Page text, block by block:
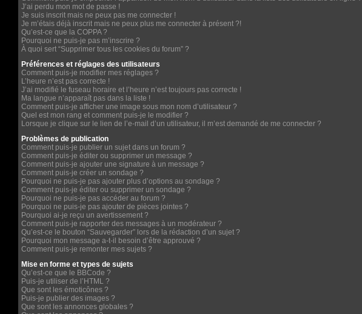
J’ai perdu mon mot de passe !
Je suis inscrit mais ne peux pas me connecter !
Je m’étais déjà inscrit mais ne peux plus me connecter à présent ?!
Qu’est-ce que la COPPA ?
Pourquoi ne puis-je pas m’inscrire ?
À quoi sert “Supprimer tous les cookies du forum” ?
Préférences et réglages des utilisateurs
Comment puis-je modifier mes réglages ?
L’heure n’est pas correcte !
J’ai modifié le fuseau horaire et l’heure n’est toujours pas correcte !
Ma langue n’apparaît pas dans la liste !
Comment puis-je afficher une image sous mon nom d’utilisateur ?
Quel est mon rang et comment puis-je le modifier ?
Lorsque je clique sur le lien de l’e-mail d’un utilisateur, il m’est demandé de me connecter ?
Problèmes de publication
Comment puis-je publier un sujet dans un forum ?
Comment puis-je éditer ou supprimer un message ?
Comment puis-je ajouter une signature à un message ?
Comment puis-je créer un sondage ?
Pourquoi ne puis-je pas ajouter plus d’options au sondage ?
Comment puis-je éditer ou supprimer un sondage ?
Pourquoi ne puis-je pas accéder au forum ?
Pourquoi ne puis-je pas ajouter de pièces jointes ?
Pourquoi ai-je reçu un avertissement ?
Comment puis-je rapporter des messages à un modérateur ?
Qu’est-ce le bouton “Sauvegarder” lors de la rédaction d’un sujet ?
Pourquoi mon message a-t-il besoin d’être approuvé ?
Comment puis-je remonter mes sujets ?
Mise en forme et types de sujets
Qu’est-ce que le BBCode ?
Puis-je utiliser de l’HTML ?
Que sont les émoticônes ?
Puis-je publier des images ?
Que sont les annonces globales ?